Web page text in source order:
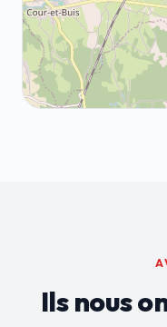
Ils nous